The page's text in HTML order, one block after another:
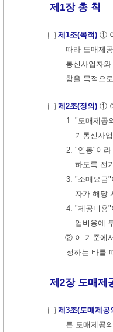
제1장 총 칙
제1조(목적) ①
따라 도매제
통신사업자
함을 목적으
제2조(정의) ①
1. "도매제공
기통신사
2. "연동"이
하도록 전
3. "소매요금
자가 해당
4. "제공비용
업비용에
② 이 기준에
정하는 바를
제2장 도매제공
제3조(도매제공
른 도매제공